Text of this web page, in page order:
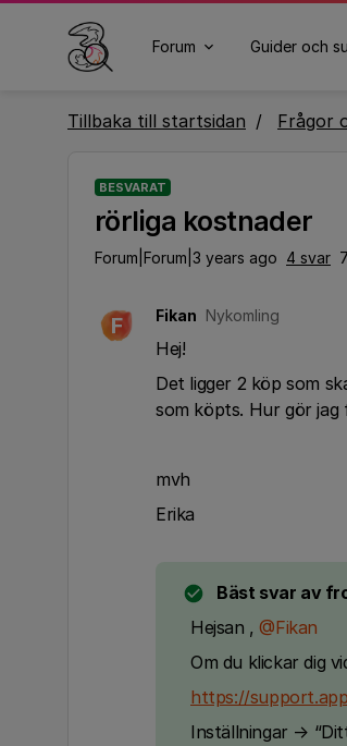
Forum Guider och
Tillbaka till startsidan Frågor
BESVARAT
rörliga kostnader
Forum|Forum|3 years ago 4 svar
F Fikan Nykomling
Hej!
Det ligger 2 köp som
som köpts. Hur gör
mvh
Erika
Bäst svar av
Hejsan ,@Fikan
Om du klickar dig
https://
Inställningar →